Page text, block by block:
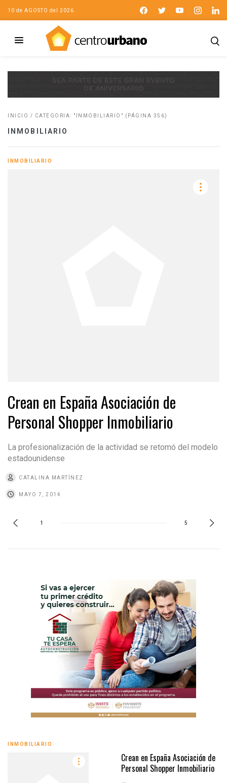
10 de AGOSTO del 2026
INICIO / CATEGORIA: "INMOBILIARIO" (PÁGINA 356)
INMOBILIARIO
INMOBILIARIO
Crean en España Asociación de
Personal Shopper Inmobiliario
La profesionalización de la actividad se retomó del modelo
estadounidense
CATALINA MARTÍNEZ
MAYO 7, 2014
1 5
INMOBILIARIO
Crean en España Asociación de
Personal Shopper Inmobiliario